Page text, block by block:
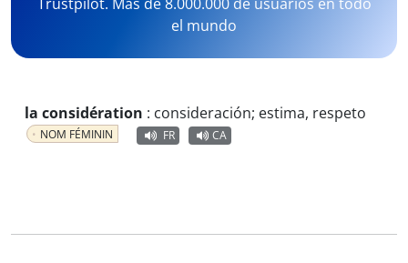
el mundo
la considération : consideración; estima, respeto
NOM FÉMININ FR CA